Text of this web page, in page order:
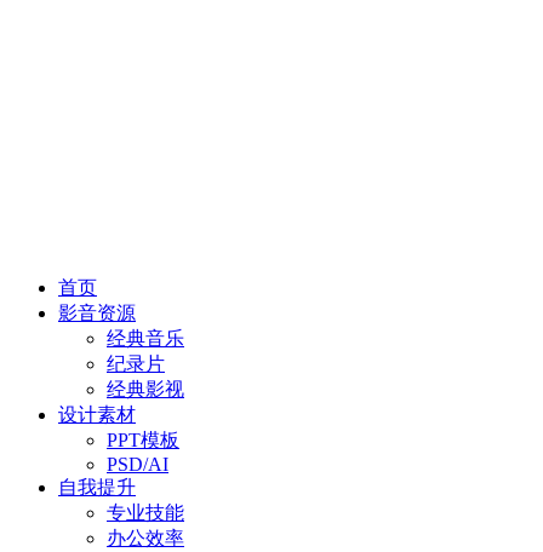
首页
影音资源
经典音乐
纪录片
经典影视
设计素材
PPT模板
PSD/AI
自我提升
专业技能
办公效率